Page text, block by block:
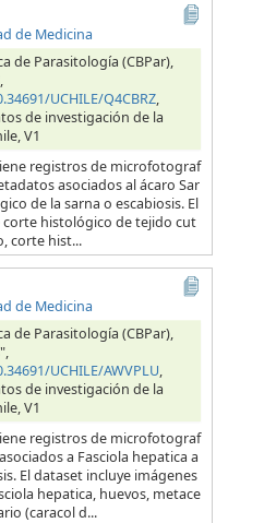
de Medicina
de Parasitología (CBPar),
UCHILE/Q4CBRZ,
de investigación de la
V1
registros de microfotograf
asociados al ácaro Sar
de la sarna o escabiosis. El
histológico de tejido cut
corte hist...
de Medicina
de Parasitología (CBPar),
UCHILE/AWVPLU,
de investigación de la
V1
registros de microfotograf
a Fasciola hepatica a
El dataset incluye imágenes
hepatica, huevos, metace
(caracol d...